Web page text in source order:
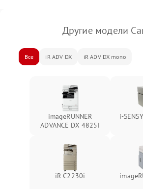
Другие модели
Все iR ADV DX iR ADV DX mono
imageRUNNER
ADVANCE DX 4825i
i-
iR C2230i